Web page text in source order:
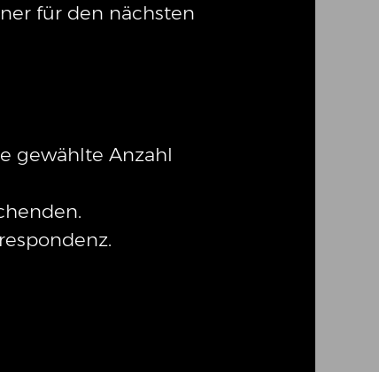
für den nächsten
gewählte Anzahl